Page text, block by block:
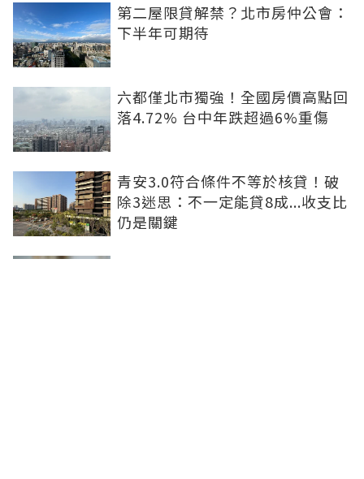
第二屋限貸解禁？北市房仲公會：
下半年可期待
六都僅北市獨強！全國房價高點回
落4.72% 台中年跌超過6%重傷
青安3.0符合條件不等於核貸！破
除3迷思：不一定能貸8成...收支比
仍是關鍵